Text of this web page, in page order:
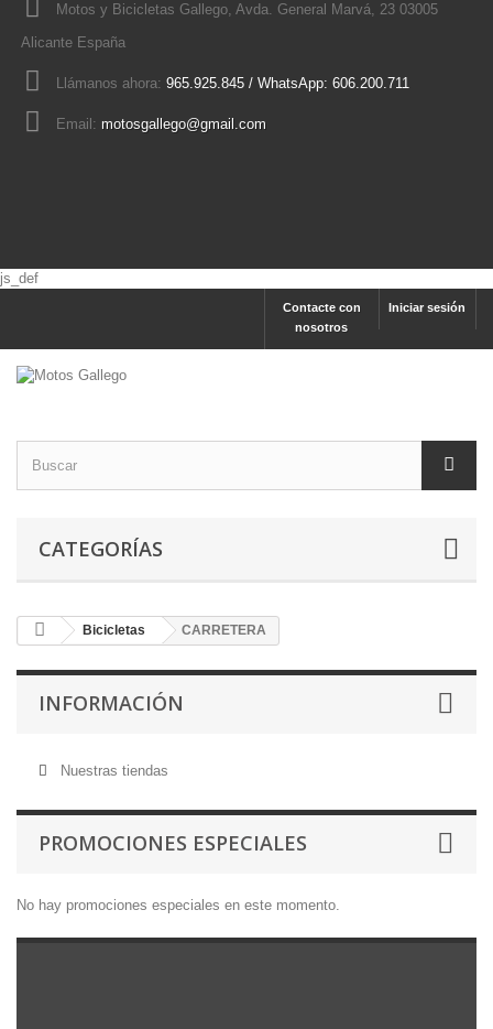
Motos y Bicicletas Gallego, Avda. General Marvá, 23 03005
Alicante España
Llámanos ahora: 965.925.845 / WhatsApp: 606.200.711
Email: motosgallego@gmail.com
js_def
Iniciar sesión
Contacte con
nosotros
CATEGORÍAS
Bicicletas CARRETERA
INFORMACIÓN
Nuestras tiendas
PROMOCIONES ESPECIALES
No hay promociones especiales en este momento.